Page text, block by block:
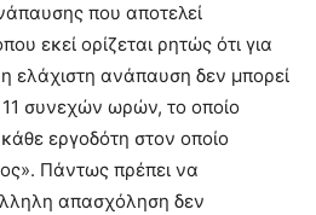
που αποτελεί
εκεί ορίζεται ρητώς ότι για
ελάχιστη ανάπαυση δεν μπορεί
συνεχών ωρών, το οποίο
κάθε εργοδότη στον οποίο
Πάντως πρέπει να
απασχόληση δεν